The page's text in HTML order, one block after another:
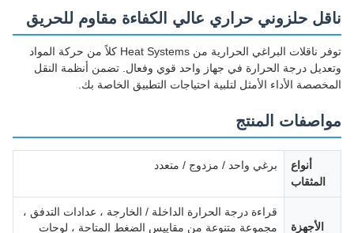
ناقل حلزوني حراري عالي الكفاءة مقاوم للحريق
توفر ناقلات البراغي الحرارية من Heat Systems كلاً من حركة المواد
وتعديل درجة الحرارة في جهاز واحد قوي وفعال. تضمن أنظمة النقل
المخصصة الأداء الأمثل لتلبية احتياجات التطبيق الخاصة بك.
مواصفات المنتج
أنواع
المثقاب
برغي واحد / مزدوج / متعدد
الأجهزة
قراءة درجة الحرارة الداخلة / الخارجة ، عدادات التدفق ،
مجموعة متنوعة من مقاييس الضغط المتاحة ، لوحات